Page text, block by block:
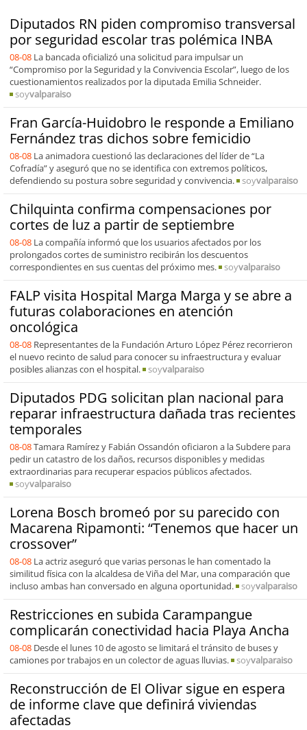
Diputados RN piden compromiso transversal
por seguridad escolar tras polémica INBA
08-08 La bancada oficializó una solicitud para impulsar un
“Compromiso por la Seguridad y la Convivencia Escolar”, luego de los
cuestionamientos realizados por la diputada Emilia Schneider.
soyvalparaiso
Fran García-Huidobro le responde a Emiliano
Fernández tras dichos sobre femicidio
08-08 La animadora cuestionó las declaraciones del líder de “La
Cofradía” y aseguró que no se identifica con extremos políticos,
defendiendo su postura sobre seguridad y convivencia.
soyvalparaiso
Chilquinta confirma compensaciones por
cortes de luz a partir de septiembre
08-08 La compañía informó que los usuarios afectados por los
prolongados cortes de suministro recibirán los descuentos
correspondientes en sus cuentas del próximo mes.
soyvalparaiso
FALP visita Hospital Marga Marga y se abre a
futuras colaboraciones en atención
oncológica
08-08 Representantes de la Fundación Arturo López Pérez recorrieron
el nuevo recinto de salud para conocer su infraestructura y evaluar
posibles alianzas con el hospital.
soyvalparaiso
Diputados PDG solicitan plan nacional para
reparar infraestructura dañada tras recientes
temporales
08-08Tamara Ramírez y Fabián Ossandón oficiaron a la Subdere para
pedir un catastro de los daños, recursos disponibles y medidas
extraordinarias para recuperar espacios públicos afectados.
soyvalparaiso
Lorena Bosch bromeó por su parecido con
Macarena Ripamonti: “Tenemos que hacer un
crossover”
08-08 La actriz aseguró que varias personas le han comentado la
similitud física con la alcaldesa de Viña del Mar, una comparación que
incluso ambas han conversado en alguna oportunidad.
soyvalparaiso
Restricciones en subida Carampangue
complicarán conectividad hacia Playa Ancha
08-08 Desde el lunes 10 de agosto se limitará el tránsito de buses y
camiones por trabajos en un colector de aguas lluvias.
soyvalparaiso
Reconstrucción de El Olivar sigue en espera
de informe clave que definirá viviendas
afectadas